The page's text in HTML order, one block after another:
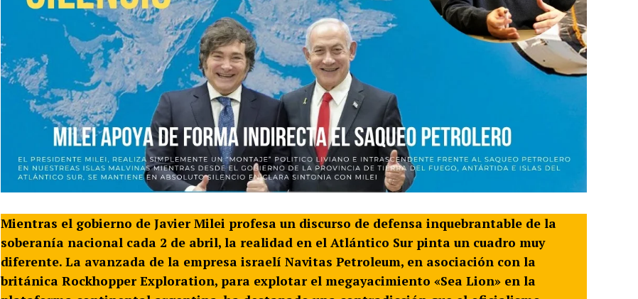
Mientras el gobierno de Javier Milei profesa un discurso de defensa inquebrantable de la
soberanía nacional cada 2 de abril, la realidad en el Atlántico Sur pinta un cuadro muy
diferente. La avanzada de la empresa israelí Navitas Petroleum, en asociación con la
británica Rockhopper Exploration, para explotar el megayacimiento «Sea Lion» en la